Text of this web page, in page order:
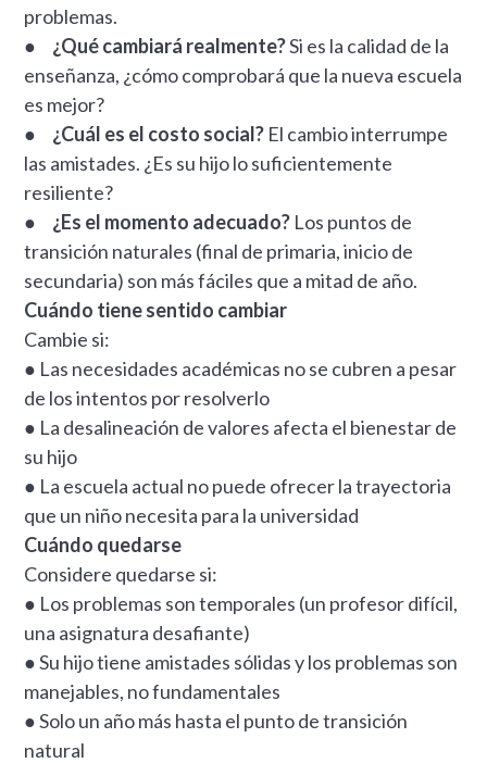
problemas.
● ¿Qué cambiará realmente?Si es la calidad de la
enseñanza, ¿cómo comprobará que la nueva escuela
es mejor?
● ¿Cuál es el costo social? El cambio interrumpe
las amistades. ¿Es su hijo lo suficientemente
resiliente?
● ¿Es el momento adecuado? Los puntos de
transición naturales (final de primaria, inicio de
secundaria) son más fáciles que a mitad de año.
Cuándo tiene sentido cambiar
Cambie si:
● Las necesidades académicas no se cubren a pesar
de los intentos por resolverlo
● La desalineación de valores afecta el bienestar de
su hijo
● La escuela actual no puede ofrecer la trayectoria
que un niño necesita para la universidad
Cuándo quedarse
Considere quedarse si:
● Los problemas son temporales (un profesor difícil,
una asignatura desafiante)
● Su hijo tiene amistades sólidas y los problemas son
manejables, no fundamentales
● Solo un año más hasta el punto de transición
natural